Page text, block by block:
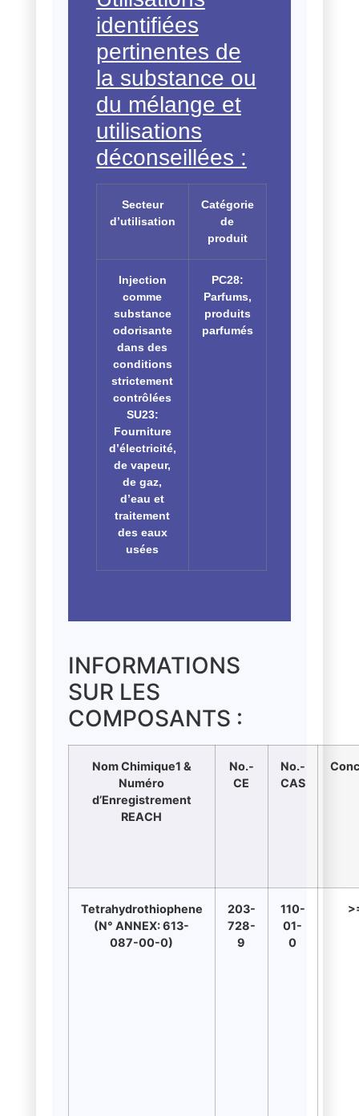
identifiées
pertinentes de
la substance ou
du mélange et
utilisations
déconseillées :
Secteur
d’utilisation
Catégorie
de
produit
Injection
comme
substance
odorisante
dans des
conditions
strictement
contrôlées
SU23:
Fourniture
d’électricité,
de vapeur,
de gaz,
d’eau et
traitement
des eaux
usées
PC28:
Parfums,
produits
parfumés
INFORMATIONS
SUR LES
COMPOSANTS :
Nom Chimique1 &
Numéro
d’Enregistrement
REACH
No.-
CE
No.-
CAS
Tetrahydrothiophene
(N° ANNEX: 613-
087-00-0)
203-
728-
9
110-
01-
0